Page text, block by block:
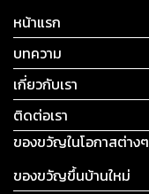
หน้าแรก
บทความ
เกี่ยวกับเรา
ติดต่อเรา
ของขวัญในโอกาสต่างๆ
ของขวัญขึ้นบ้านใหม่